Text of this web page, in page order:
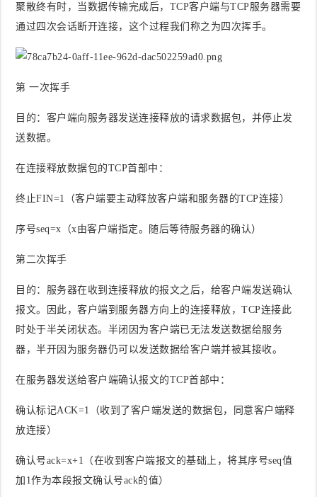
聚散终有时，当数据传输完成后，TCP客户端与TCP服务器需要
通过四次会话断开连接，这个过程我们称之为四次挥手。
第 一次挥手
目的 ：客户端向服务器发送连接释放的请求数据包，并停止发
送数据。
在连接释放数据包的TCP首部中 ：
终止FIN=1（客户端要主动释放客户端和服务器的TCP连接）
序号seq=x（x由客户端指定。随后等待服务器的确认）
第二次挥手
目的 ：服务器在收到连接释放的报文之后，给客户端发送确认
报文。因此，客户端到服务器方向上的连接释放，TCP连接此
时处于半关闭状态。半闭因为客户端已无法发送数据给服务
器，半开因为服务器仍可以发送数据给客户端并被其接收。
在服务器发送给客户端确认报文的TCP首部中 ：
确认标记ACK=1（收到了客户端发送的数据包，同意客户端释
放连接）
确认号ack=x+1（在收到客户端报文的基础上，将其序号seq值
加1作为本段报文确认号ack的值）